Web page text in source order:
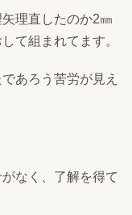
理直したのか2㎜
て組まれてます。
あろう苦労が見え
なく、了解を得て